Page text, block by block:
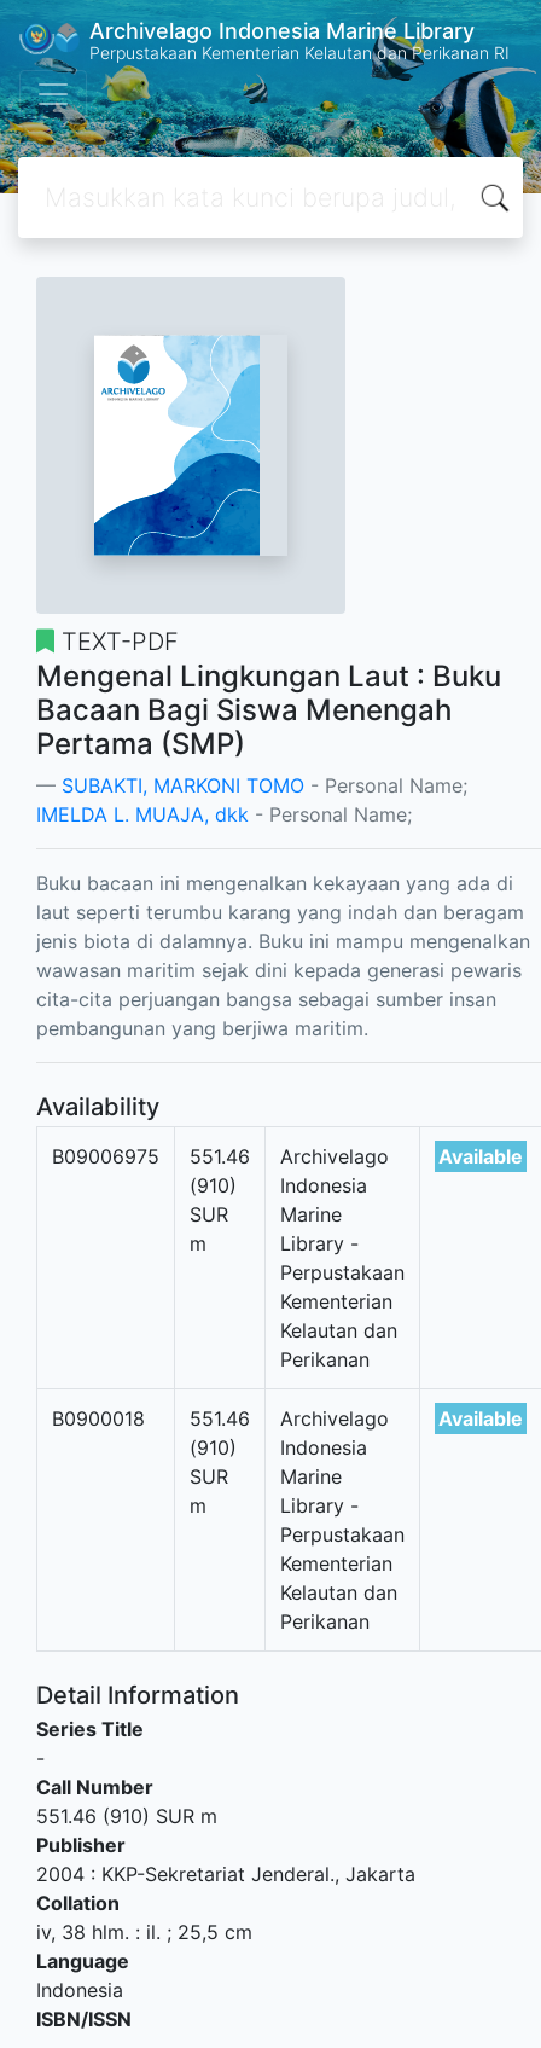
Archivelago Indonesia Marine Library
Perpustakaan Kementerian Kelautan dan Perikanan RI
TEXT-PDF
Mengenal Lingkungan Laut : Buku
Bacaan Bagi Siswa Menengah
Pertama (SMP)
SUBAKTI, MARKONI TOMO - Personal Name;
IMELDA L. MUAJA, dkk - Personal Name;
Buku bacaan ini mengenalkan kekayaan yang ada di
laut seperti terumbu karang yang indah dan beragam
jenis biota di dalamnya. Buku ini mampu mengenalkan
wawasan maritim sejak dini kepada generasi pewaris
cita-cita perjuangan bangsa sebagai sumber insan
pembangunan yang berjiwa maritim.
Availability
B09006975
551.46
(910)
SUR
m
Archivelago
Indonesia
Marine
Library -
Perpustakaan
Kementerian
Kelautan dan
Perikanan
Available
B0900018
551.46
(910)
SUR
m
Archivelago
Indonesia
Marine
Library -
Perpustakaan
Kementerian
Kelautan dan
Perikanan
Available
Detail Information
Series Title
-
Call Number
551.46 (910) SUR m
Publisher
2004 : KKP-Sekretariat Jenderal., Jakarta
Collation
iv, 38 hlm. : il. ; 25,5 cm
Language
Indonesia
ISBN/ISSN